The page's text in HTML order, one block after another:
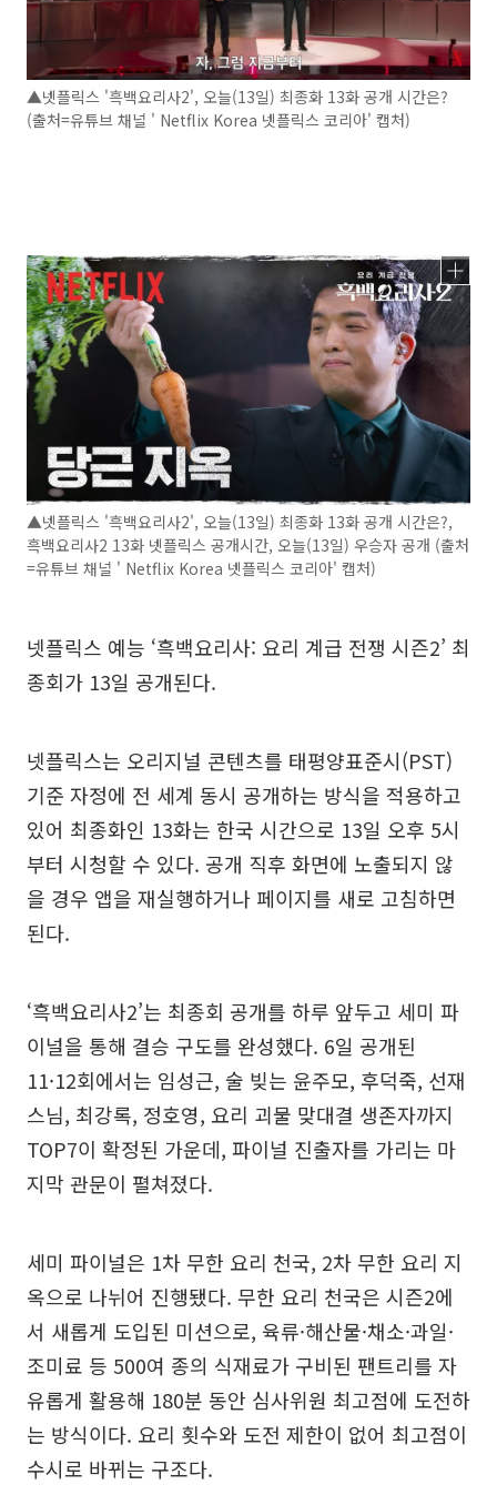
▲넷플릭스 '흑백요리사2', 오늘(13일) 최종화 13화 공개 시간은?
(출처=유튜브 채널 ' Netflix Korea 넷플릭스 코리아' 캡처)
▲넷플릭스 '흑백요리사2', 오늘(13일) 최종화 13화 공개 시간은?,
흑백요리사2 13화 넷플릭스 공개시간, 오늘(13일) 우승자 공개 (출처
=유튜브 채널 ' Netflix Korea 넷플릭스 코리아' 캡처)
넷플릭스 예능 ‘흑백요리사: 요리 계급 전쟁 시즌2’ 최
종회가 13일 공개된다.
넷플릭스는 오리지널 콘텐츠를 태평양표준시(PST)
기준 자정에 전 세계 동시 공개하는 방식을 적용하고
있어 최종화인 13화는 한국 시간으로 13일 오후 5시
부터 시청할 수 있다. 공개 직후 화면에 노출되지 않
을 경우 앱을 재실행하거나 페이지를 새로 고침하면
된다.
‘흑백요리사2’는 최종회 공개를 하루 앞두고 세미 파
이널을 통해 결승 구도를 완성했다. 6일 공개된
11·12회에서는 임성근, 술 빚는 윤주모, 후덕죽, 선재
스님, 최강록, 정호영, 요리 괴물 맞대결 생존자까지
TOP7이 확정된 가운데, 파이널 진출자를 가리는 마
지막 관문이 펼쳐졌다.
세미 파이널은 1차 무한 요리 천국, 2차 무한 요리 지
옥으로 나뉘어 진행됐다. 무한 요리 천국은 시즌2에
서 새롭게 도입된 미션으로, 육류·해산물·채소·과일·
조미료 등 500여 종의 식재료가 구비된 팬트리를 자
유롭게 활용해 180분 동안 심사위원 최고점에 도전하
는 방식이다. 요리 횟수와 도전 제한이 없어 최고점이
수시로 바뀌는 구조다.